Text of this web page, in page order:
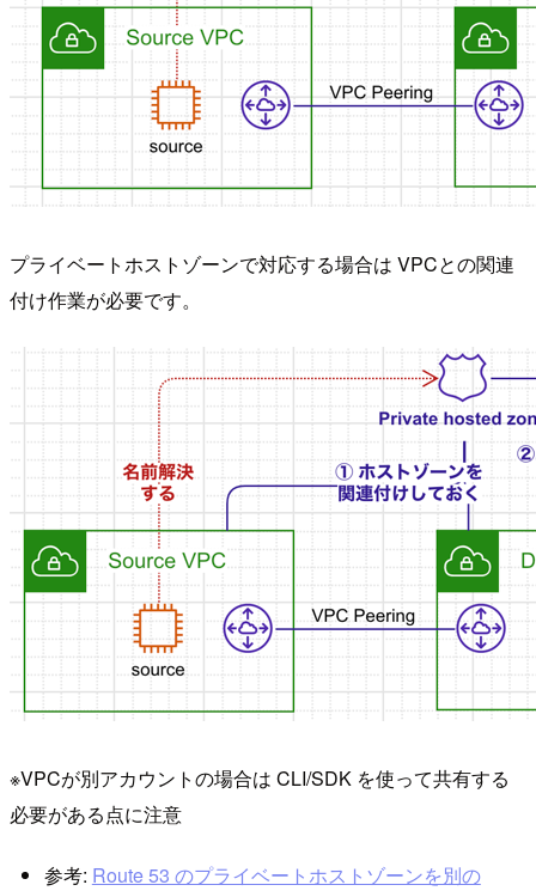
プライベートホストゾーンで対応する場合は VPCとの関連
付け作業が必要です。
※VPCが別アカウントの場合は CLI/SDK を使って共有する
必要がある点に注意
参考: Route 53 のプライベートホストゾーンを別の